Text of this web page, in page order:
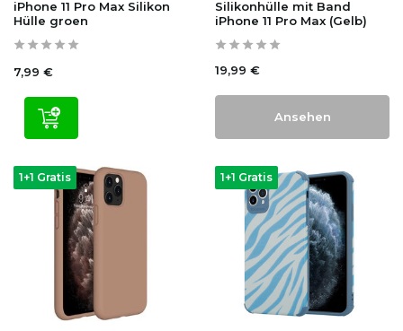
iPhone 11 Pro Max Silikon
Hülle groen
7,99 €
Silikonhülle mit Band
iPhone 11 Pro Max (Gelb)
19,99 €
Ansehen
1+1 Gratis 1+1 Gratis